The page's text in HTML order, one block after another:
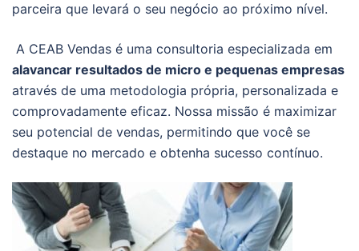
parceira que levará o seu negócio ao próximo nível.
A CEAB Vendas é uma consultoria especializada em
alavancar resultados de micro e pequenas empresas
através de uma metodologia própria, personalizada e
comprovadamente eficaz. Nossa missão é maximizar
seu potencial de vendas, permitindo que você se
destaque no mercado e obtenha sucesso contínuo.